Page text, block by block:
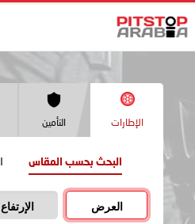
الإطارات التأمين
البحث بحسب المقاس
العرض الإرتفاع